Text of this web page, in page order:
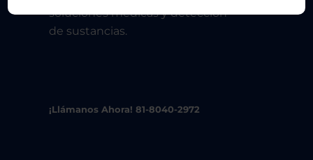
soluciones médicas y detección
de sustancias.
¡Llámanos Ahora! 81-8040-2972